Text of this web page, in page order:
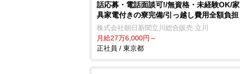
話応募・電話面談可!/無資格・未経験OK/家
具家電付きの寮完備/引っ越し費用全額負担
株式会社朝日新聞立川総合販売 立川
月給27万6,000円～
正社員 / 東京都